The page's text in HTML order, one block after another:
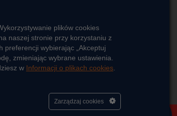
SIECI
plików cookies
naszej stronie przy korzystaniu z
preferencji wybierając „Akceptuj
zmieniając wybrane ustawienia.
w Informacji o plikach cookies
Zarządzaj cookies